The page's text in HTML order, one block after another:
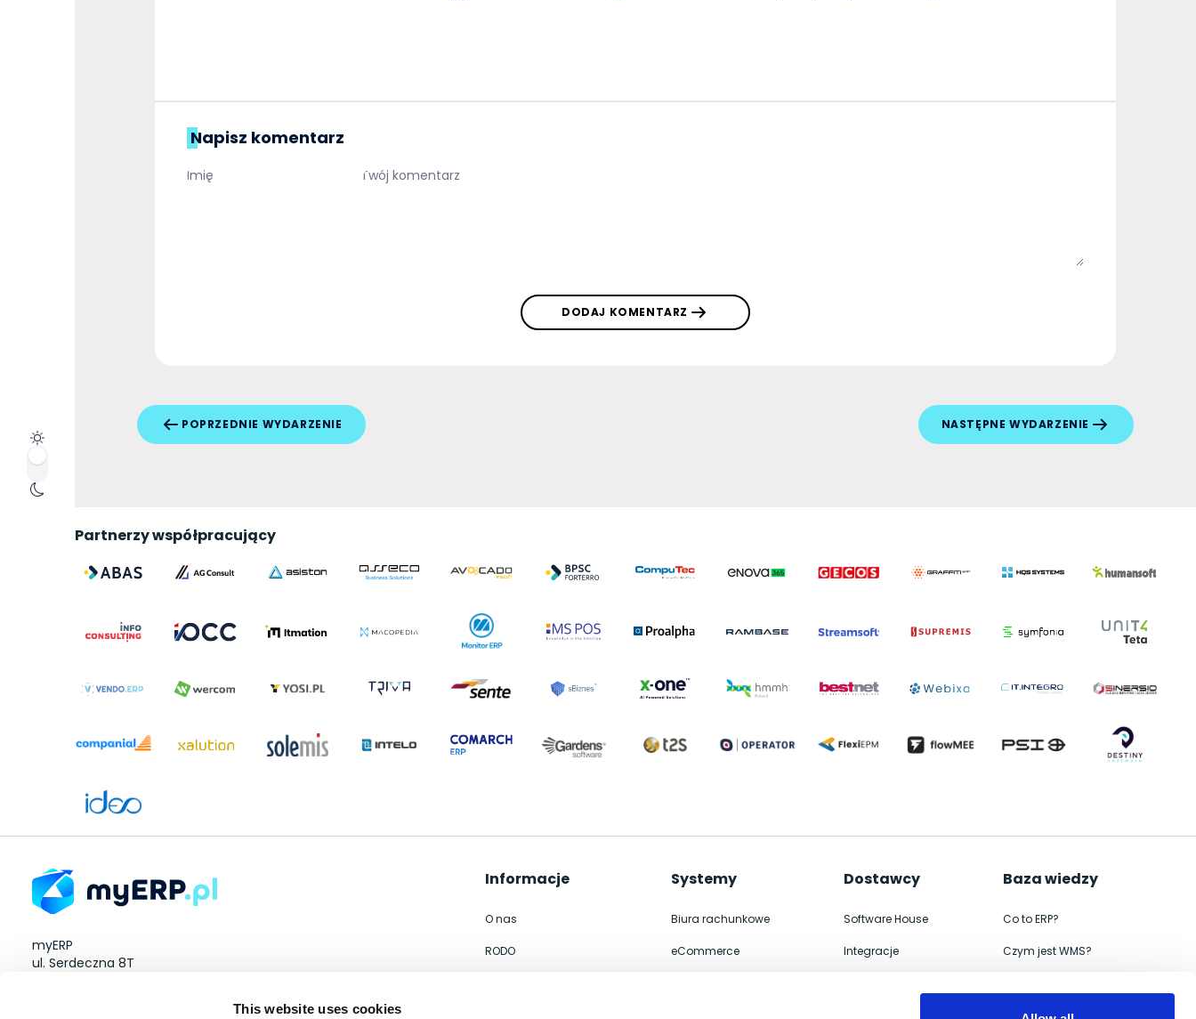
This website uses cookies
Napisz komentarz
DODAJ KOMENTARZ
POPRZEDNIE WYDARZENIE NASTĘPNE WYDARZENIE
Partnerzy współpracujący
myERP
ul. Serdeczna 8T
Informacje
O nas
RODO
Systemy
Biura rachunkowe
eCommerce
Dostawcy
Software House
Integracje
Baza wiedzy
Co to ERP?
Czym jest WMS?
Czym jest e-commerce